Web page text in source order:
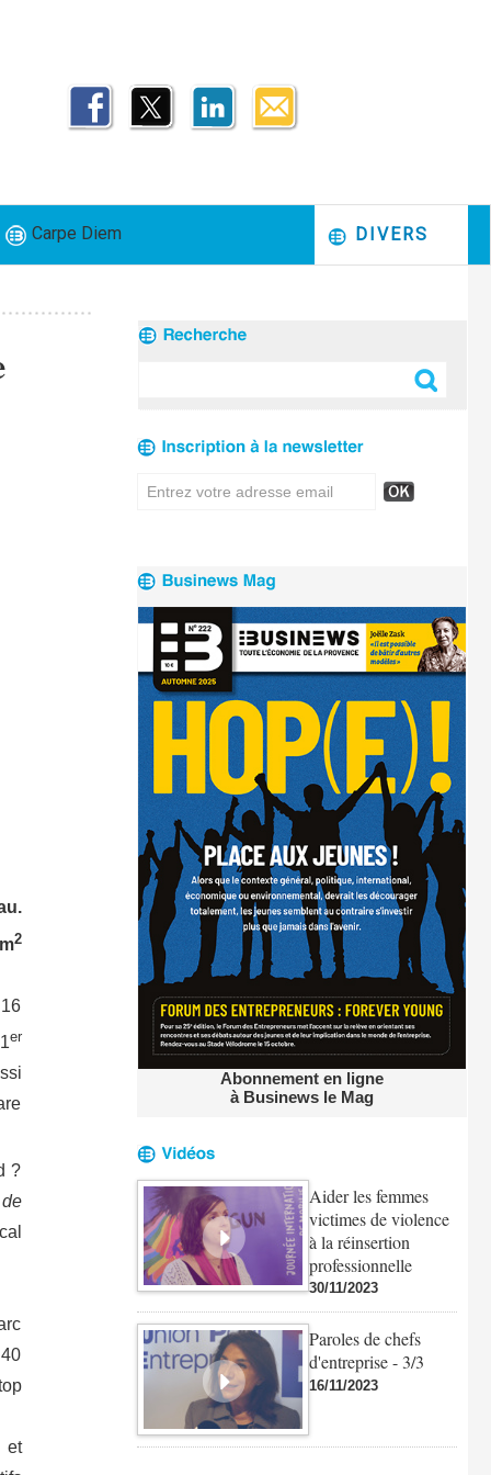
Carpe Diem DIVERS
2
er
?
et
Abonnement en ligne
à Businews le Mag
Aider les femmes
victimes de violence
à la réinsertion
professionnelle
30/11/2023
Paroles de chefs
d'entreprise - 3/3
16/11/2023